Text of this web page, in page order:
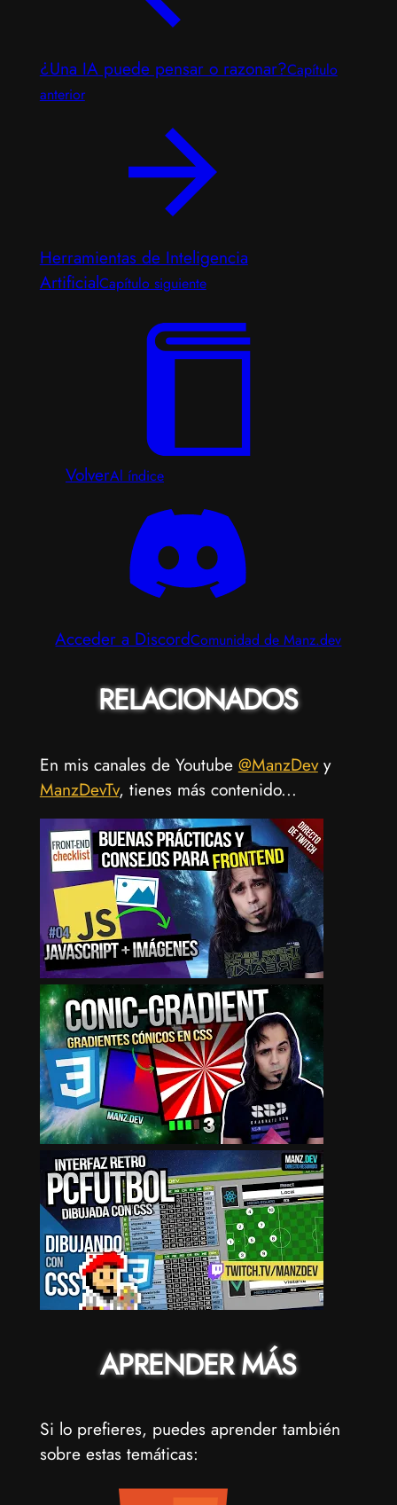
¿Una IA puede pensar o razonar?Capítulo
anterior
Herramientas de Inteligencia
ArtificialCapítulo siguiente
VolverAl índice
Acceder a DiscordComunidad de Manz.dev
RELACIONADOS
En mis canales de Youtube @ManzDevy
ManzDevTv, tienes más contenido...
APRENDER MÁS
Si lo prefieres, puedes aprender también
sobre estas temáticas: